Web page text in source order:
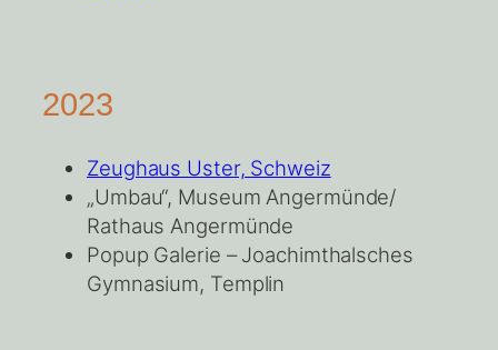
2023
Zeughaus Uster, Schweiz
„Umbau“, Museum Angermünde/
Rathaus Angermünde
Popup Galerie – Joachimthalsches
Gymnasium, Templin